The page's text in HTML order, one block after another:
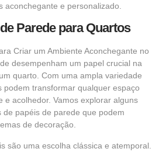
e personalizado.
Parede para Quartos
Criar um Ambiente Aconchegante no
desempenham um papel crucial na
quarto. Com uma ampla variedade
podem transformar qualquer espaço
e acolhedor. Vamos explorar alguns
papéis de parede que podem
de decoração.
são uma escolha clássica e atemporal.